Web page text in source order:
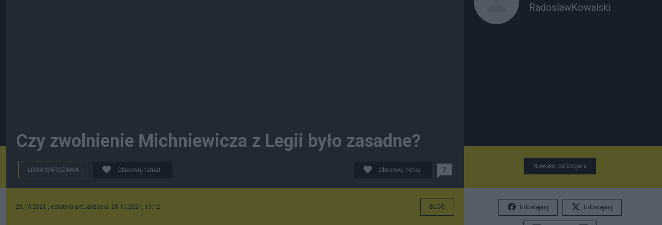
Czy zwolnienie Michniewicza z Legii było zasadne?
LEGIA WARSZAWA Obserwuj temat Obserwuj notkę 2
28.10.2021 , ostatnia aktualizacja: 28.10.2021, 13:12 BLOG
RadoslawKowalski
Nowości od blogera
Udostępnij Udostępnij